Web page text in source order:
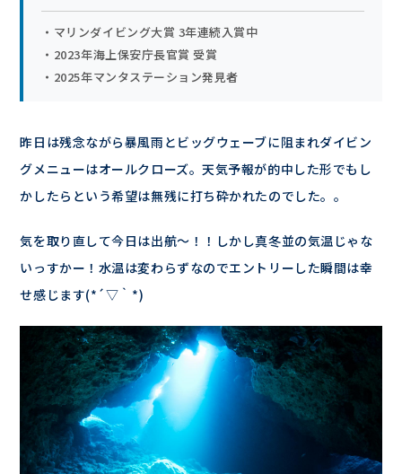
・マリンダイビング大賞 3年連続入賞中
・2023年海上保安庁長官賞 受賞
・2025年マンタステーション発見者
昨日は残念ながら暴風雨とビッグウェーブに阻まれダイビン
グメニューはオールクローズ。天気予報が的中した形でもし
かしたらという希望は無残に打ち砕かれたのでした。。
気を取り直して今日は出航～！！しかし真冬並の気温じゃな
いっすかー！水温は変わらずなのでエントリーした瞬間は幸
せ感じます(*´▽｀*)